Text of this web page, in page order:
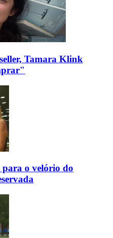
Tamara Klink
o velório do